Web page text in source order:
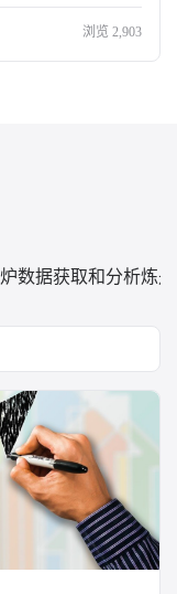
浏览 2,903
数据获取和分析炼